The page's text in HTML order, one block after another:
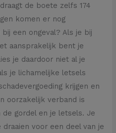
de boete zelfs 174
komen er nog
een ongeval? Als je bij
aansprakelijk bent je
je daardoor niet al je
je lichamelijke letsels
krijgen en
oorzakelijk verband is
gordel en je letsels. Je
voor een deel van je